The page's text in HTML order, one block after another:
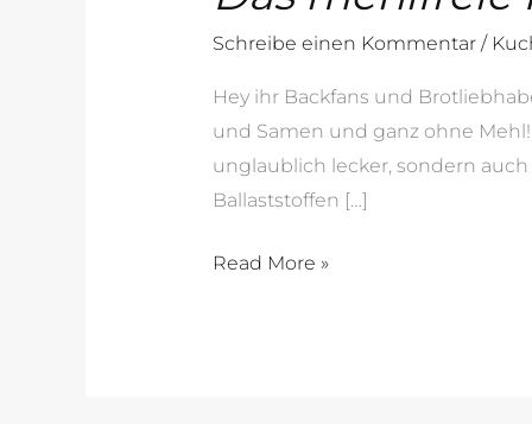
Schreibe einen Kommentar /
Hey ihr Backfans und
und Samen und ganz ohne
unglaublich lecker, sondern
Ballaststoffen […]
Read More »